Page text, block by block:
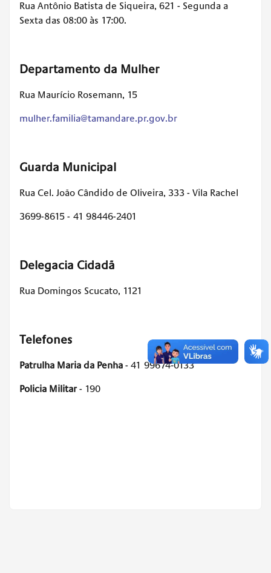
Rua Antônio Batista de Siqueira, 621 - Segunda a
Sexta das 08:00 às 17:00.
Departamento da Mulher
Rua Maurício Rosemann, 15
mulher.familia@tamandare.pr.gov.br
Guarda Municipal
Rua Cel. João Cândido de Oliveira, 333 - Vila Rachel
3699-8615 - 41 98446-2401
Delegacia Cidadã
Rua Domingos Scucato, 1121
Telefones
Patrulha Maria da Penha - 41 99674‑0133
Policia Militar- 190